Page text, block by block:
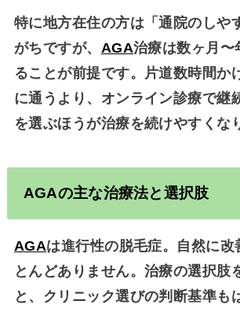
特に地方在住の方は「通院のしや
がちですが、 AGA治療は数ヶ月〜
ることが前提です。片道数時間か
に通うより、オンライン診療で継
を選ぶほうが治療を続けやすくな
AGAの主な治療法と選択肢
AGAは進行性の脱毛症。自然に改
とんどありません。治療の選択肢
と、クリニック選びの判断基準も